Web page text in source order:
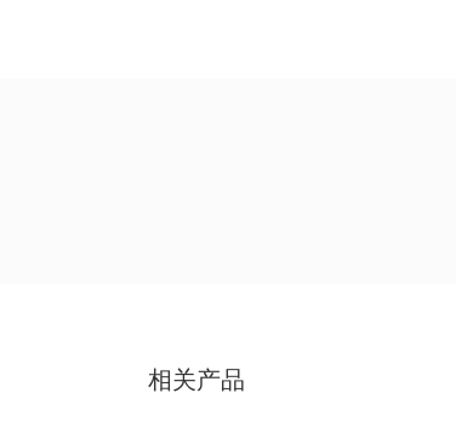
Nature子刊！磁性微型机器
CoPt磁性纳米薄膜（
相关产品